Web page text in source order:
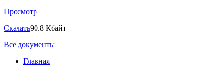
Просмотр
Скачать90.8 Кбайт
Все документы
Главная